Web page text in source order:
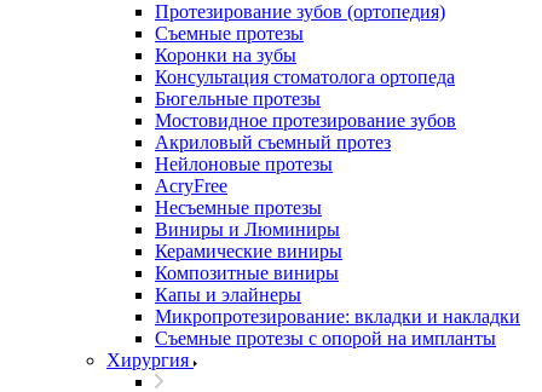
Протезирование зубов (ортопедия)
Съемные протезы
Коронки на зубы
Консультация стоматолога ортопеда
Бюгельные протезы
Мостовидное протезирование зубов
Акриловый съемный протез
Нейлоновые протезы
AcryFree
Несъемные протезы
Виниры и Люминиры
Керамические виниры
Композитные виниры
Капы и элайнеры
Микропротезирование: вкладки и накладки
Съемные протезы с опорой на импланты
Хирургия